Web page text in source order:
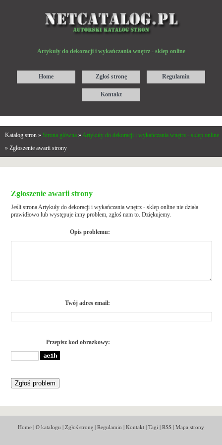
Artykuły do dekoracji i wykańczania wnętrz - sklep online
Home Zgłoś stronę Regulamin
Kontakt
Katalog stron » Strona główna » Artykuły do dekoracji i wykańczania wnętrz - sklep online
» Zgłoszenie awarii strony
Zgłoszenie awarii strony
Jeśli strona Artykuły do dekoracji i wykańczania wnętrz - sklep online nie działa
prawidłowo lub występuje inny problem, zgłoś nam to. Dziękujemy.
Opis problemu:
Twój adres email:
Przepisz kod obrazkowy:
Home| O katalogu | Zgłoś stronę| Regulamin | Kontakt| Tagi | RSS| Mapa strony